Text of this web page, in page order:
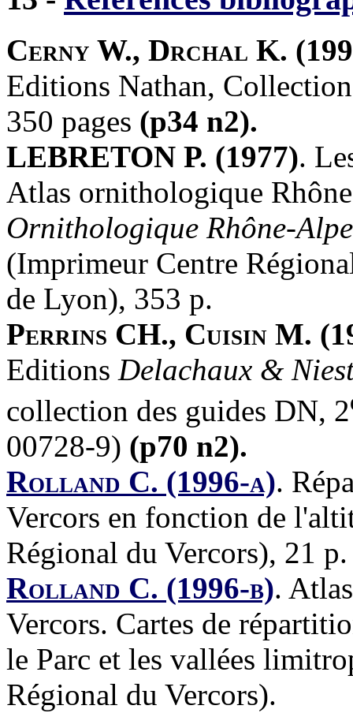
Cerny W., Drchal K.
Editions Nathan,
350 pages (p34 n2).
LEBRETON P. (1977).
Atlas ornithologique
Ornithologique Rhône-
(Imprimeur Centre
de Lyon), 353 p.
Perrins CH., Cuisin M.
Editions Delachaux &
collection des guides DN, 2
00728-9) (p70 n2).
Rolland C. (1996-a).
Vercors en fonction de
Régional du Vercors), 21 p.
Rolland C. (1996-b).
Vercors. Cartes de
le Parc et les vallées
Régional du Vercors).